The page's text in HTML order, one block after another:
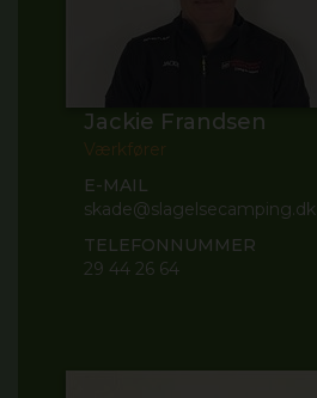
Jackie Frandsen
Værkfører
E-MAIL
skade@slagelsecamping.dk
TELEFONNUMMER
29 44 26 64